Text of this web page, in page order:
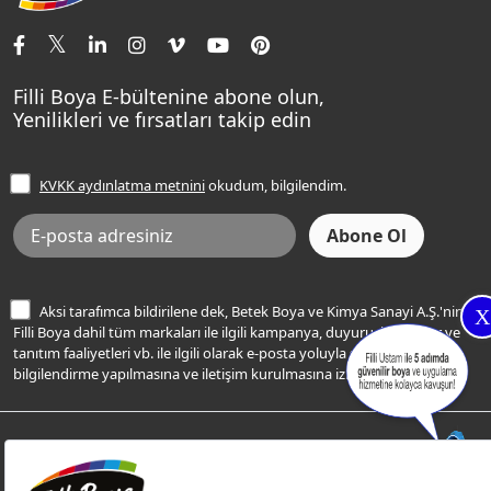
X
Tavan Boyaları
Ev Bakım ve Hobi Boyaları
Yatak Odası Renkleri
Sentomaxx Sentetik Boya
Sentomaxx İpeksi Mat
Momento Life
Şampanya Rengi
Açık Mavi Rengi
Frezya Rengi
İletişim Bilgilerimiz
Renk Danışma
Filli Ustam
Sıkça Sorulan Sorular
Ücretsiz Yalıtım Keşif Hizmeti
Bilgi Toplumu Hizmetleri
İnternet Sitesi Kullanım Koşulları
KVKK Talep Formu
KVKK Aydınlatma Metni
Filli Boya E-bültenine abone olun,
Yenilikleri ve fırsatları takip edin
KVKK aydınlatma metniniokudum, bilgilendim.
Aksi tarafımca bildirilene dek, Betek Boya ve Kimya Sanayi A.Ş.'nin
Filli Boya dahil tüm markaları ile ilgili kampanya, duyuru, hizmetler ve
tanıtım faaliyetleri vb. ile ilgili olarak e-posta yoluyla şahsıma
bilgilendirme yapılmasına ve iletişim kurulmasına izin veriyorum.